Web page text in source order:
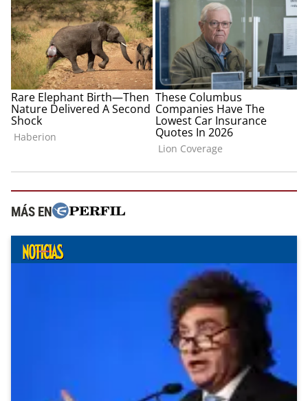
MÁS EN